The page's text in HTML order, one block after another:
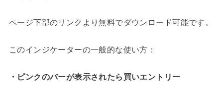
ページ下部のリンクより無料でダウンロード可能です。
このインジケーターの一般的な使い方：
・ピンクのバーが表示されたら買いエントリー